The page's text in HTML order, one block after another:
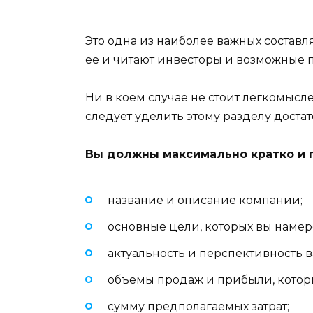
Это одна из наиболее важных
ее и читают инвесторы и возможные
Ни в коем случае не стоит
следует уделить этому разделу
Вы должны максимально кратко и
название и описание компании;
основные цели, которых вы
актуальность и перспективность
объемы продаж и прибыли,
сумму предполагаемых затрат;